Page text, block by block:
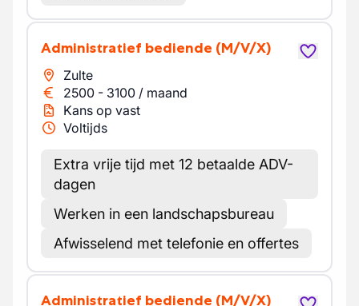
Administratief bediende (M/V/X)
Zulte
2500 - 3100 / maand
Kans op vast
Voltijds
Extra vrije tijd met 12 betaalde ADV-
dagen
Werken in een landschapsbureau
Afwisselend met telefonie en offertes
Administratief bediende (M/V/X)